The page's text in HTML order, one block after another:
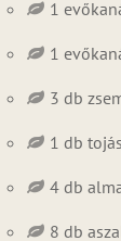
1
1
3 db
1 db tojás
4 db
8 db